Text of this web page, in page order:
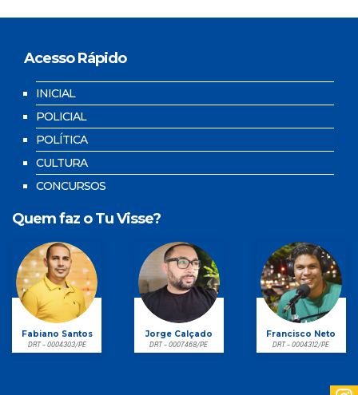
Acesso Rápido
INICIAL
POLICIAL
POLÍTICA
CULTURA
CONCURSOS
Quem faz o Tu Visse?
Fabiano Santos
DRT - 0004303/PE
Jorge Calçado
DRT - 0007468/PE
Francisco Neto
DRT - 0004312/PE